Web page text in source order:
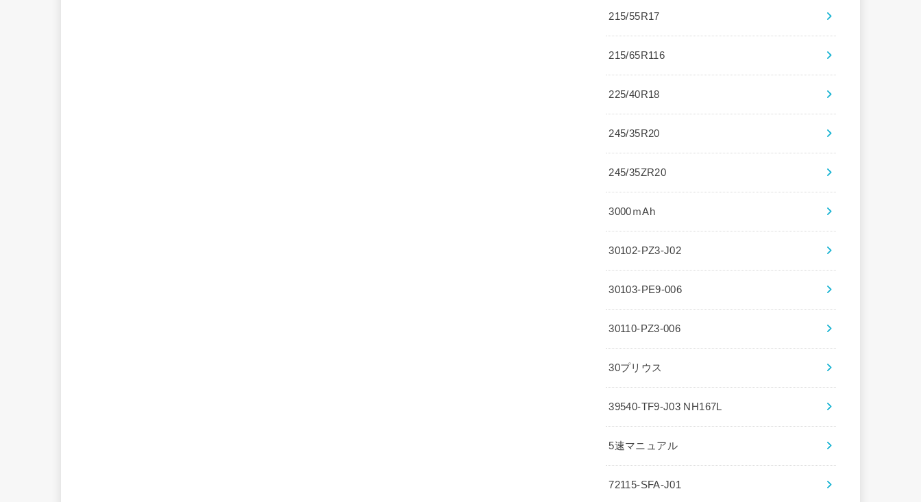
215/55R17
215/65R116
225/40R18
245/35R20
245/35ZR20
3000ｍAh
30102-PZ3-J02
30103-PE9-006
30110-PZ3-006
30プリウス
39540-TF9-J03 NH167L
5速マニュアル
72115-SFA-J01